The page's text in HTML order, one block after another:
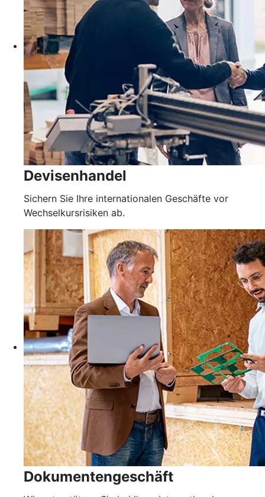
Devisenhandel
Sichern Sie Ihre internationalen Geschäfte vor
Wechselkursrisiken ab.
Dokumentengeschäft